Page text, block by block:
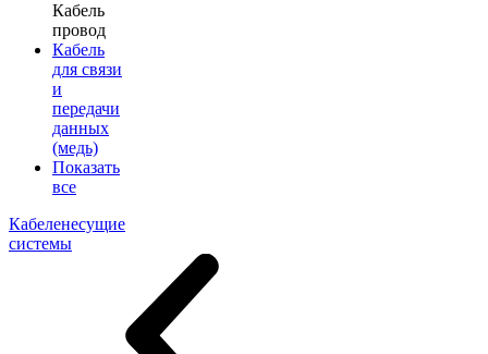
Кабель
провод
Кабель
для связи
и
передачи
данных
(медь)
Показать
все
Кабеленесущие
системы